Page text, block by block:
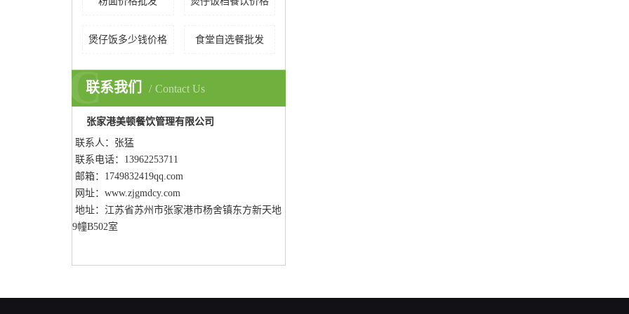
煲仔饭多少钱价格 食堂自选餐批发
联系我们 Contact Us
C
张家港美顿餐饮管理有限公司
联系人：张猛
联系电话：13962253711
邮箱：1749832419qq.com
网址：www.zjgmdcy.com
地址： 江苏省苏州市张家港市杨舍镇东方新天地
9幢B502室